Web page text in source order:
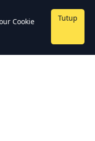
Cookie
Tutup